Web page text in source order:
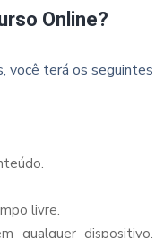
Online?
você terá os seguintes
livre.
qualquer dispositivo,